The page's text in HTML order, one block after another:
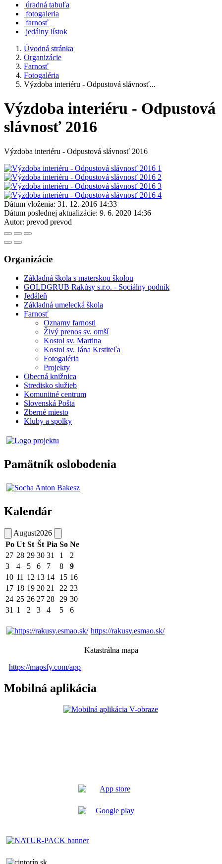
úradná tabuľa
fotogaleria
farnosť
jedálny lístok
Úvodná stránka
Organizácie
Farnosť
Fotogaléria
Výzdoba interiéru - Odpustová slávnosť...
Výzdoba interiéru - Odpustová
slávnosť 2016
Výzdoba interiéru - Odpustová slávnosť 2016
Dátum vloženia: 31. 12. 2016 14:33
Dátum poslednej aktualizácie: 9. 6. 2020 14:36
Autor: prevod prevod
Organizácie
Základná škola s materskou školou
GOLDGRUB Rakúsy s.r.o. - Sociálny podnik
Jedáleň
Základná umelecká škola
Farnosť
Oznamy farnosti
Živý prenos sv. omší
Kostol sv. Martina
Kostol sv. Jána Krstiteľa
Fotogaléria
Projekty
Obecná knižnica
Stredisko služieb
Komunitné centrum
Slovenská Pošta
Zberné miesto
Kluby a spolky
Pamätník oslobodenia
Kalendár
August2026
Po Ut St Št Pia So Ne
27 28 29 30 31 1
2
3
4 5 6 7 8
9
10 11 12 13 14 15 16
17 18 19 20 21 22 23
24 25 26 27 28 29 30
31 1 2 3 4 5 6
https://rakusy.esmao.sk/
Katastrálna mapa
https://mapsfy.com/app
Mobilná aplikácia